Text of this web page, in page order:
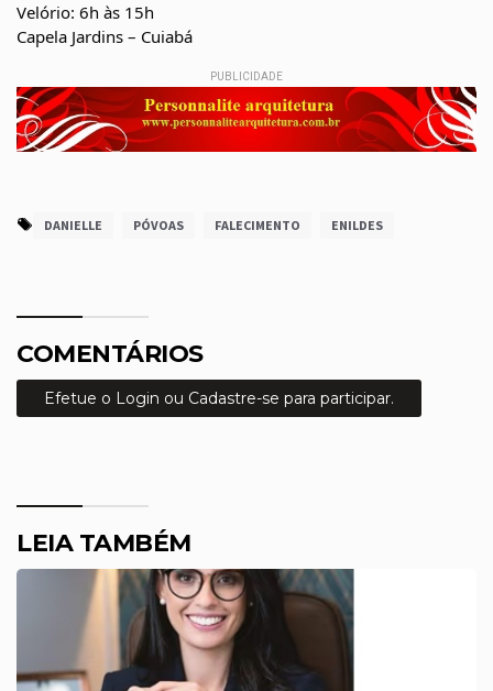
Velório: 6h às 15h
Capela Jardins – Cuiabá
PUBLICIDADE
DANIELLE PÓVOAS FALECIMENTO ENILDES
COMENTÁRIOS
Efetue o Login ou Cadastre-se para participar.
LEIA TAMBÉM